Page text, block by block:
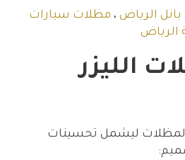
الرياض ، مظلات سيارات
الليزر
ليشمل تحسينات